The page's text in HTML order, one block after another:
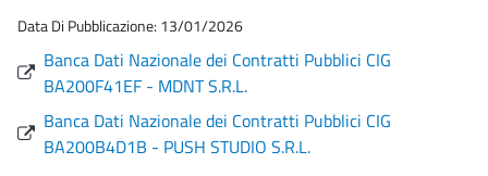
Data Di Pubblicazione: 13/01/2026
Banca Dati Nazionale dei Contratti Pubblici CIG
BA200F41EF - MDNT S.R.L.
Banca Dati Nazionale dei Contratti Pubblici CIG
BA200B4D1B - PUSH STUDIO S.R.L.